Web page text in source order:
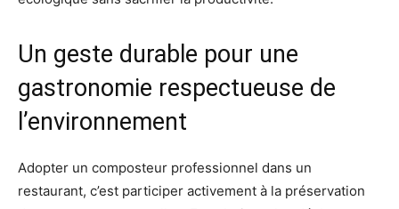
Un geste durable pour une
gastronomie respectueuse de
l’environnement
Adopter un composteur professionnel dans un
restaurant, c’est participer activement à la préservation